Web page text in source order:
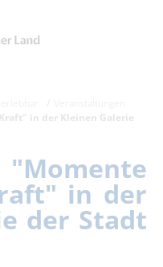
in der Kleinen Galerie
in der
der Stadt